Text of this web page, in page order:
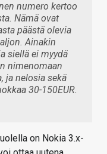
numero kertoo
Nämä ovat
päästä olevia
Ainakin
siellä ei myydä
nimenomaan
ja nelosia sekä
30-150EUR.
on Nokia 3.x-